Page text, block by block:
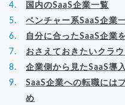
国内のSaaS企業一覧
ベンチャー系SaaS企業
自分に合ったSaaS企業
おさえておきたいクラ
企業側から見たSaaS導
SaaS企業への転職には
め